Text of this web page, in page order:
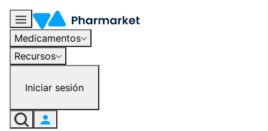
Medicamentos
Recursos
Iniciar sesión